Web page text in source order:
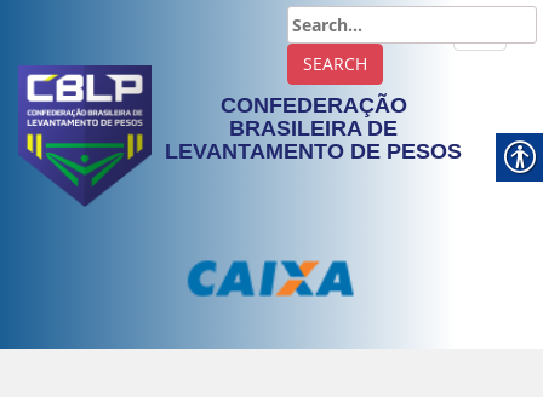
CONFEDERAÇÃO
BRASILEIRA DE
LEVANTAMENTO DE PESOS